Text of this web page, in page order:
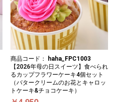
商品コード：
haha_FPC1003
【2026年母の日スイーツ】食べられ
るカップフラワーケーキ4個セット
（バタークリームのお花とキャロッ
トケーキ&チョコケーキ）